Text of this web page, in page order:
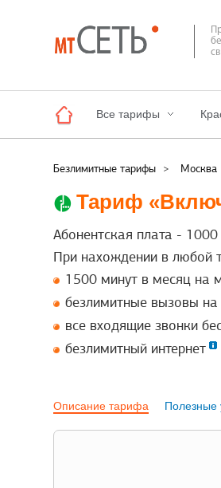
Все тарифы
Безлимитные тарифы > Москва
Тариф
Абонентская плата - 1000
При нахождении в любой
1500 минут в месяц на
безлимитные вызовы
все входящие звонки
безлимитный интернет
Описание тарифа Полезные